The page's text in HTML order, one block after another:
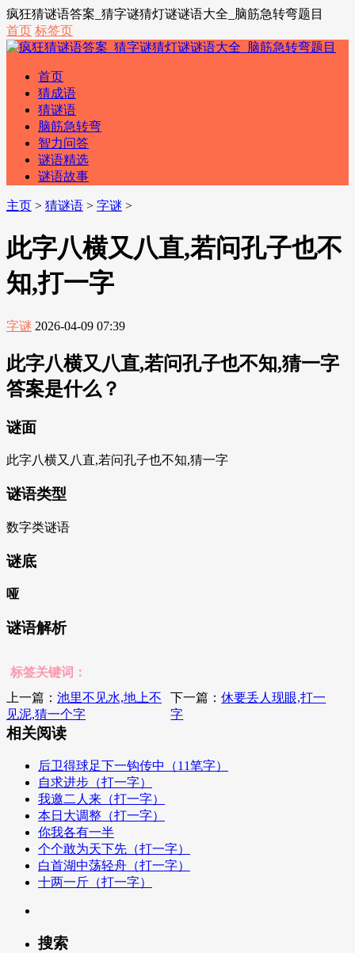
疯狂猜谜语答案_猜字谜猜灯谜谜语大全_脑筋急转弯题目
首页 标签页
首页
猜成语
猜谜语
脑筋急转弯
智力问答
谜语精选
谜语故事
主页 > 猜谜语 > 字谜 >
此字八横又八直,若问孔子也不
知,打一字
字谜 2026-04-09 07:39
此字八横又八直,若问孔子也不知,猜一字
答案是什么？
谜面
此字八横又八直,若问孔子也不知,猜一字
谜语类型
数字类谜语
谜底
哑
谜语解析
标签关键词：
上一篇： 池里不见水,地上不
见泥,猜一个字
下一篇：休要丢人现眼,打一
字
相关阅读
后卫得球足下一钩传中（11笔字）
自求进步（打一字）
我邀二人来（打一字）
本日大调整（打一字）
你我各有一半
个个敢为天下先（打一字）
白首湖中荡轻舟（打一字）
十两一斤（打一字）
搜索